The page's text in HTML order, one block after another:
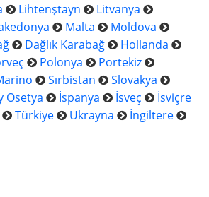
Lihtenştayn
Litvanya
Malta
Moldova
Dağlık Karabağ
Hollanda
Polonya
Portekiz
Sırbistan
Slovakya
Osetya İspanya İsveç
İsviçre
Türkiye Ukrayna
İngiltere